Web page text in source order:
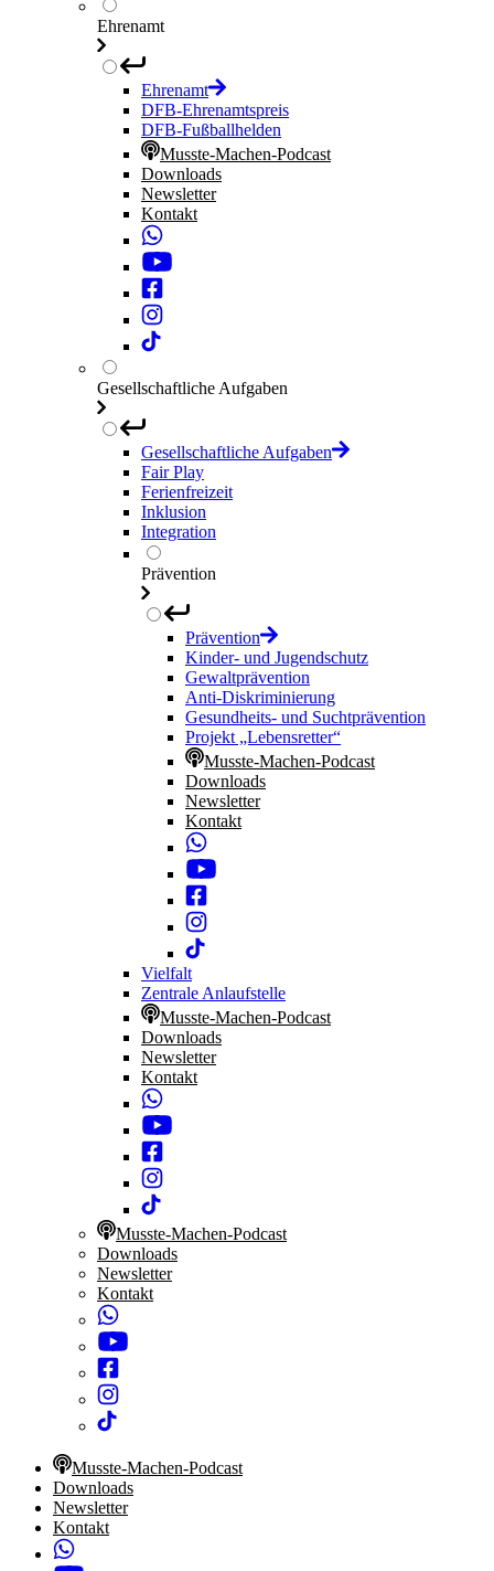
Ehrenamt
Ehrenamt
DFB-Ehrenamtspreis
DFB-Fußballhelden
Musste-Machen-Podcast
Downloads
Newsletter
Kontakt
Gesellschaftliche Aufgaben
Gesellschaftliche Aufgaben
Fair Play
Ferienfreizeit
Inklusion
Integration
Prävention
Prävention
Kinder- und Jugendschutz
Gewaltprävention
Anti-Diskriminierung
Gesundheits- und Suchtprävention
Projekt „Lebensretter“
Musste-Machen-Podcast
Downloads
Newsletter
Kontakt
Vielfalt
Zentrale Anlaufstelle
Musste-Machen-Podcast
Downloads
Newsletter
Kontakt
Musste-Machen-Podcast
Downloads
Newsletter
Kontakt
Musste-Machen-Podcast
Downloads
Newsletter
Kontakt